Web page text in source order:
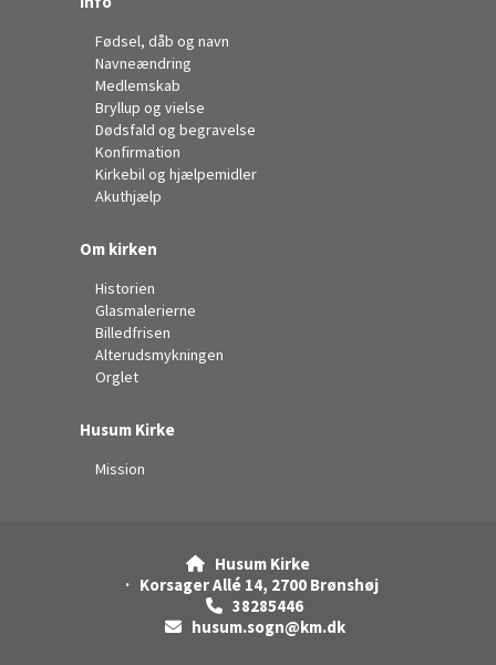
Fødsel, dåb og navn
Navneændring
Medlemskab
Bryllup og vielse
Dødsfald og begravelse
Konfirmation
Kirkebil og hjælpemidler
Akuthjælp
Om kirken
Historien
Glasmalerierne
Billedfrisen
Alterudsmykningen
Orglet
Husum Kirke
Mission

Husum Kirke
· Korsager Allé 14, 2700 Brønshøj
 38285446
husum.sogn@km.dk